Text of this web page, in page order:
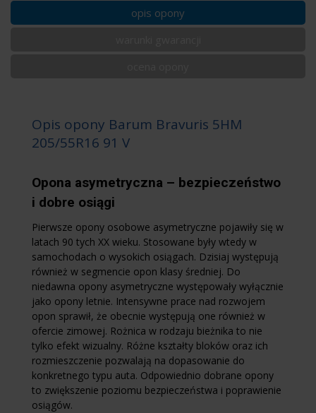
opis opony
Opis opony Barum Bravuris 5HM
205/55R16 91 V
Opona asymetryczna – bezpieczeństwo
i dobre osiągi
Pierwsze opony osobowe asymetryczne pojawiły się w
latach 90 tych XX wieku. Stosowane były wtedy w
samochodach o wysokich osiągach. Dzisiaj występują
również w segmencie opon klasy średniej. Do
niedawna opony asymetryczne występowały wyłącznie
jako opony letnie. Intensywne prace nad rozwojem
opon sprawił, że obecnie występują one również w
ofercie zimowej. Rożnica w rodzaju bieżnika to nie
tylko efekt wizualny. Różne kształty bloków oraz ich
rozmieszczenie pozwalają na dopasowanie do
konkretnego typu auta. Odpowiednio dobrane opony
to zwiększenie poziomu bezpieczeństwa i poprawienie
osiągów.